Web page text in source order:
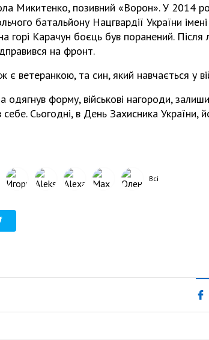
Микитенко, позивний «Ворон». У 2014
батальйону Нацгвардії України
горі Карачун боєць був поранений. Після
на фронт.
ветеранкою, та син, який навчається у
форму, військові нагороди,
Сьогодні, в День Захисника України,
Всі